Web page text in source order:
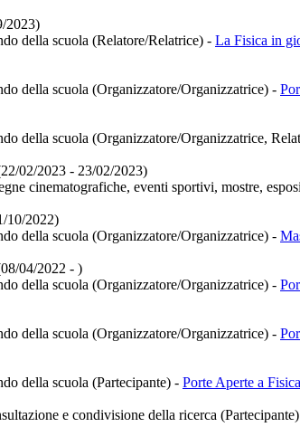
2023)
della scuola (Relatore/Relatrice) - La Fisica in
della scuola (Organizzatore/Organizzatrice) -
della scuola (Organizzatore/Organizzatrice,
02/2023 - 23/02/2023)
cinematografiche, eventi sportivi, mostre,
10/2022)
della scuola (Organizzatore/Organizzatrice) -
04/2022 - )
della scuola (Organizzatore/Organizzatrice) -
della scuola (Organizzatore/Organizzatrice) -
della scuola (Partecipante) - Porte Aperte a
e condivisione della ricerca (Partecipante)